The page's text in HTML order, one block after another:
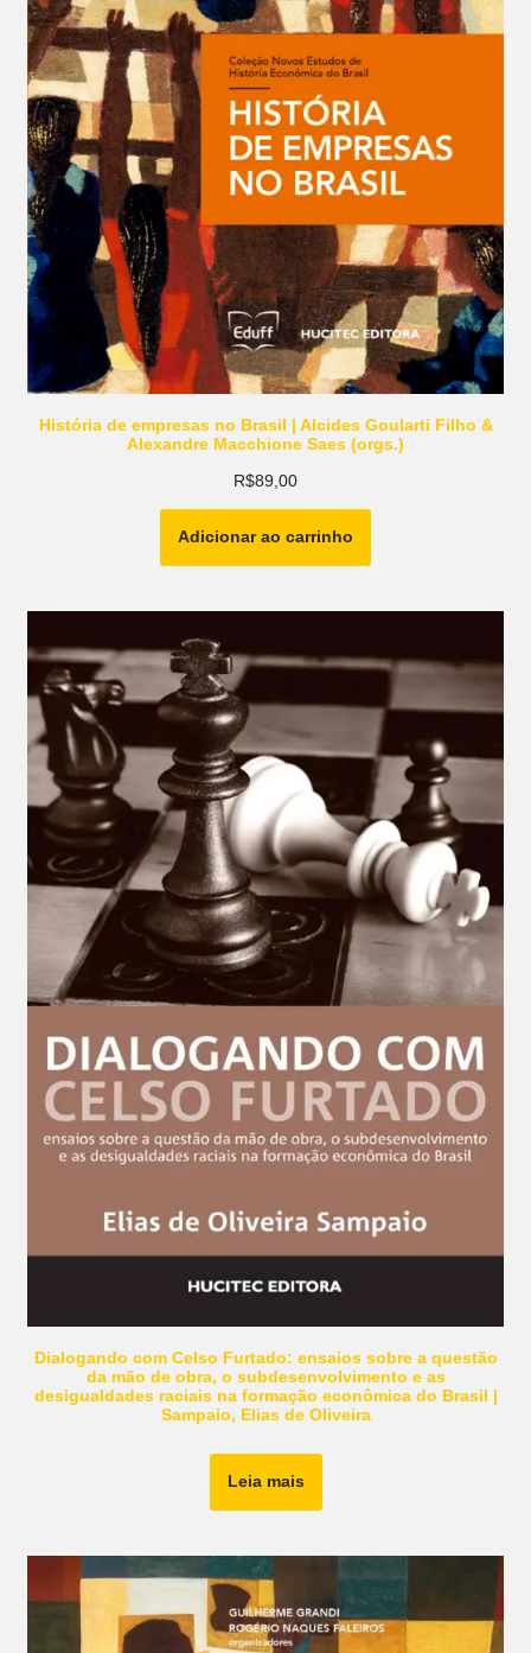
História de empresas no Brasil | Alcides Goularti Filho &
Alexandre Macchione Saes (orgs.)
R$89,00
Adicionar ao carrinho
Dialogando com Celso Furtado: ensaios sobre a questão
da mão de obra, o subdesenvolvimento e as
desigualdades raciais na formação econômica do Brasil |
Sampaio, Elias de Oliveira
Leia mais